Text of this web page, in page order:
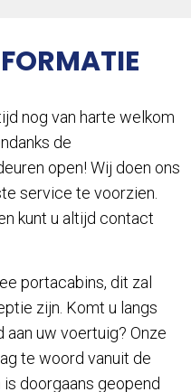
nog van harte welkom
de
open! Wij doen ons
service te voorzien.
kunt u altijd contact
portacabins, dit zal
zijn. Komt u langs
uw voertuig? Onze
te woord vanuit de
doorgaans geopend